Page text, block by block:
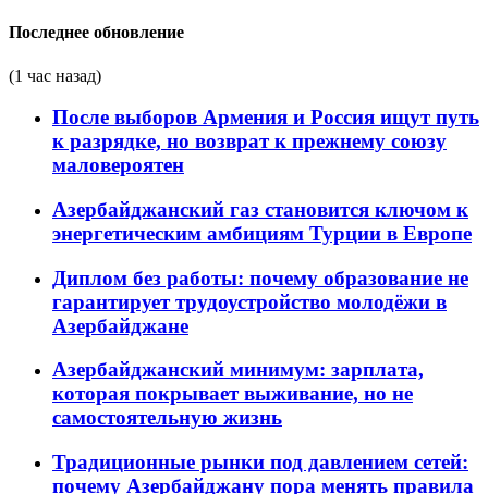
Последнее обновление
(1 час назад)
После выборов Армения и Россия ищут путь
к разрядке, но возврат к прежнему союзу
маловероятен
Азербайджанский газ становится ключом к
энергетическим амбициям Турции в Европе
Диплом без работы: почему образование не
гарантирует трудоустройство молодёжи в
Азербайджане
Азербайджанский минимум: зарплата,
которая покрывает выживание, но не
самостоятельную жизнь
Традиционные рынки под давлением сетей:
почему Азербайджану пора менять правила